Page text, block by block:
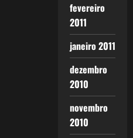
fevereiro
2011
janeiro 2011
dezembro
2010
novembro
2010